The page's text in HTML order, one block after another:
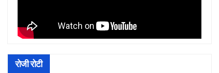
रोजी रोटी